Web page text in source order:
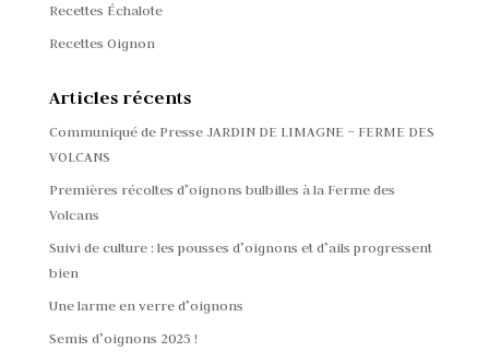
Recettes Échalote
Recettes Oignon
Articles récents
Communiqué de Presse JARDIN DE LIMAGNE – FERME DES
VOLCANS
Premières récoltes d’oignons bulbilles à la Ferme des
Volcans
Suivi de culture : les pousses d’oignons et d’ails progressent
bien
Une larme en verre d’oignons
Semis d’oignons 2025 !